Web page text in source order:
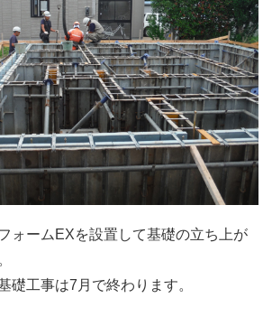
ォームEXを設置して基礎の立ち上が
礎工事は7月で終わります。